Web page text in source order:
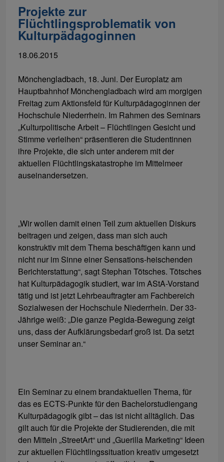
Projekte zur
Flüchtlingsproblematik von
Kulturpädagoginnen
18.06.2015
Mönchengladbach, 18. Juni. Der Europlatz am
Hauptbahnhof Mönchengladbach wird am morgigen
Freitag zum Aktionsfeld für Kulturpädagoginnen der
Hochschule Niederrhein. Im Rahmen des Seminars
„Kulturpolitische Arbeit – Flüchtlingen Gesicht und
Stimme verleihen“ präsentieren die Studentinnen
ihre Projekte, die sich unter anderem mit der
aktuellen Flüchtlingskatastrophe im Mittelmeer
auseinandersetzen.
„Wir wollen damit einen Teil zum aktuellen Diskurs
beitragen und zeigen, dass man sich auch
konstruktiv mit dem Thema beschäftigen kann und
nicht nur im Sinne einer Sensations-heischenden
Berichterstattung“, sagt Stephan Tötsches. Tötsches
hat Kulturpädagogik studiert, war im AStA-Vorstand
tätig und ist jetzt Lehrbeauftragter am Fachbereich
Sozialwesen der Hochschule Niederrhein. Der 33-
Jährige weiß: „Die ganze Pegida-Bewegung zeigt
uns, dass der Aufklärungsbedarf groß ist. Da setzt
unser Seminar an.“
Ein Seminar zu einem brandaktuellen Thema, für
das es ECTS-Punkte für den Bachelorstudiengang
Kulturpädagogik gibt – das ist nicht alltäglich. Das
gilt auch für die Projekte der Studierenden, die mit
den Mitteln „StreetArt“ und „Guerilla Marketing“ Ideen
zur aktuellen Flüchtlingssituation kreativ umgesetzt